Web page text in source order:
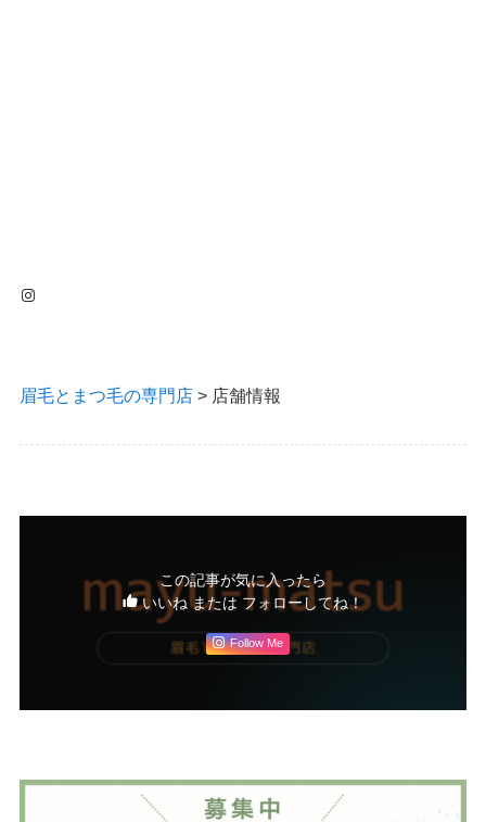
Instagram
眉毛とまつ毛の専門店> 店舗情報
この記事が気に入ったら
いいね または フォローしてね！
Follow Me